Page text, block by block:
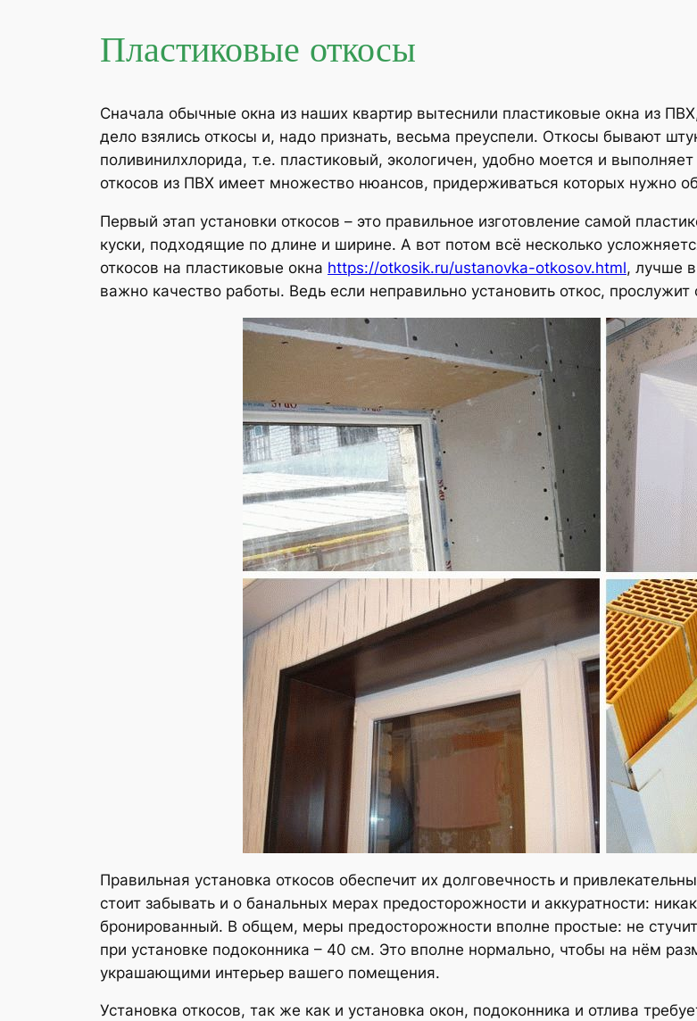
Пластиковые откосы
Сначала обычные окна из наших квартир вытеснили пластиковые окна из
дело взялись откосы и, надо признать, весьма преуспели. Откосы бывают
поливинилхлорида, т.е. пластиковый, экологичен, удобно моется и
откосов из ПВХ имеет множество нюансов, придерживаться которых нужно
Первый этап установки откосов – это правильное изготовление самой
куски, подходящие по длине и ширине. А вот потом всё несколько
откосов на пластиковые окна https://otkosik.ru/ustanovka-otkosov.html, лучше
важно качество работы. Ведь если неправильно установить откос,
Правильная установка откосов обеспечит их долговечность и
стоит забывать и о банальных мерах предосторожности и аккуратности:
бронированный. В общем, меры предосторожности вполне простые: не
при установке подоконника – 40 см. Это вполне нормально, чтобы на нём
украшающими интерьер вашего помещения.
Установка откосов, так же как и установка окон, подоконника и отлива